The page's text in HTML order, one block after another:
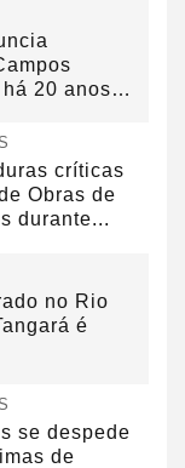
20 anos
críticas
Obras de
durante...
no Rio
é
se despede
de